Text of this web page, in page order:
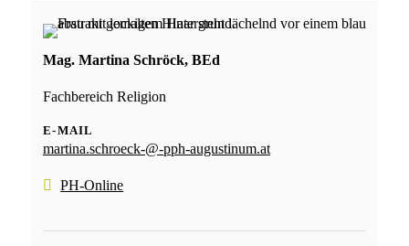
Mag. Martina Schröck, BEd
Fachbereich Religion
E-MAIL
martina.schroeck-@-pph-augustinum.at
PH-Online